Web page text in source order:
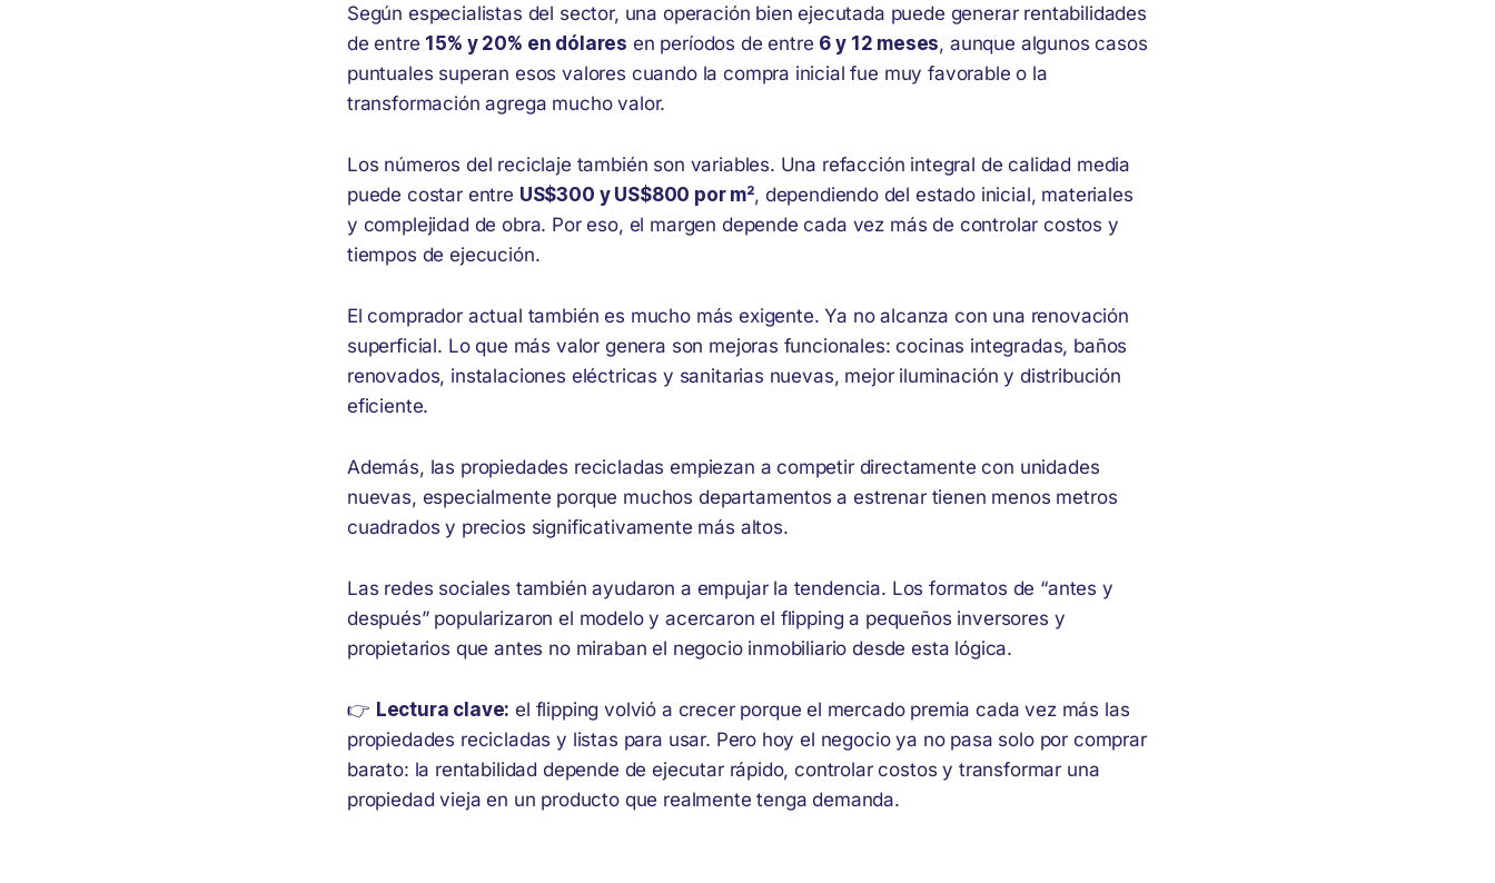
Según especialistas del sector, una operación bien ejecutada puede generar rentabilidades
de entre 15% y 20% en dólares en períodos de entre 6 y 12 meses, aunque algunos casos
puntuales superan esos valores cuando la compra inicial fue muy favorable o la
transformación agrega mucho valor.
Los números del reciclaje también son variables. Una refacción integral de calidad media
puede costar entre US$300 y US$800 por m², dependiendo del estado inicial, materiales
y complejidad de obra. Por eso, el margen depende cada vez más de controlar costos y
tiempos de ejecución.
El comprador actual también es mucho más exigente. Ya no alcanza con una renovación
superficial. Lo que más valor genera son mejoras funcionales: cocinas integradas, baños
renovados, instalaciones eléctricas y sanitarias nuevas, mejor iluminación y distribución
eficiente.
Además, las propiedades recicladas empiezan a competir directamente con unidades
nuevas, especialmente porque muchos departamentos a estrenar tienen menos metros
cuadrados y precios significativamente más altos.
Las redes sociales también ayudaron a empujar la tendencia. Los formatos de “antes y
después” popularizaron el modelo y acercaron el flipping a pequeños inversores y
propietarios que antes no miraban el negocio inmobiliario desde esta lógica.
👉 Lectura clave: el flipping volvió a crecer porque el mercado premia cada vez más las
propiedades recicladas y listas para usar. Pero hoy el negocio ya no pasa solo por comprar
barato: la rentabilidad depende de ejecutar rápido, controlar costos y transformar una
propiedad vieja en un producto que realmente tenga demanda.